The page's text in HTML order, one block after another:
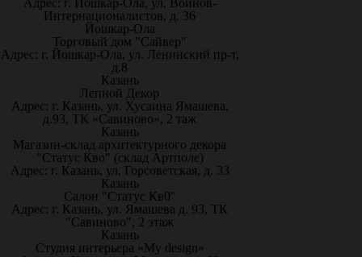
Адрес: г. Йошкар-Ола, ул. Воинов-
Интернационалистов, д. 36
Йошкар-Ола
Торговый дом "Сайвер"
Адрес: г. Йошкар-Ола, ул. Ленинский пр-т,
д.8
Казань
Лепной Декор
Адрес: г. Казань, ул. Хусаина Ямашева,
д.93, ТК «Савиново», 2 таж
Казань
Магазин-склад архитектурного декора
"Статус Кво" (склад Артполе)
Адрес: г. Казань, ул. Горсоветская, д. 33
Казань
Салон "Статус Кв0"
Адрес: г. Казань, ул. Ямашева д. 93, ТК
"Савиново", 2 этаж
Казань
Студия интерьера «My design»